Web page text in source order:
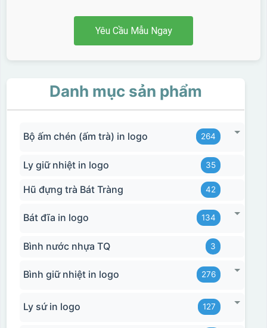
Yêu Cầu Mẫu Ngay
Danh mục sản phẩm
Bộ ấm chén (ấm trà) in logo 264
Ly giữ nhiệt in logo 35
Hũ đựng trà Bát Tràng 42
Bát đĩa in logo 134
Bình nước nhựa TQ 3
Bình giữ nhiệt in logo 276
Ly sứ in logo 127